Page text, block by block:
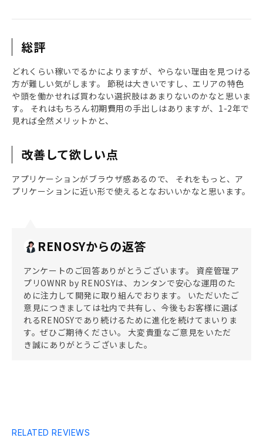
総評
どれくらい稼いでるかによりますが、やらない理由を見つける
方が難しい気がします。 節税は大きいですし、エリアの特色
や頭を働かせれば買わない選択肢はあまりないのかなと思いま
す。 それはもちろん初期費用の手出しはありますが、1-2年で
見れば全然メリットかと、
改善して欲しい点
アプリケーションがブラウザ感あるので、 それをもっと、ア
プリケーションに近い形で使えるとなおいいかなと思います。
RENOSYからの返答
アンケートのご回答ありがとうございます。 資産管理ア
プリOWNR by RENOSYは、カンタンで安心な運用のた
めに注力して開発に取り組んでおります。 いただいたご
意見につきましては社内で共有し、今後もお客様に選ば
れるRENOSYであり続けるために進化を続けてまいりま
す。ぜひご期待ください。 大変貴重なご意見をいただ
き誠にありがとうございました。
RELATED REVIEWS